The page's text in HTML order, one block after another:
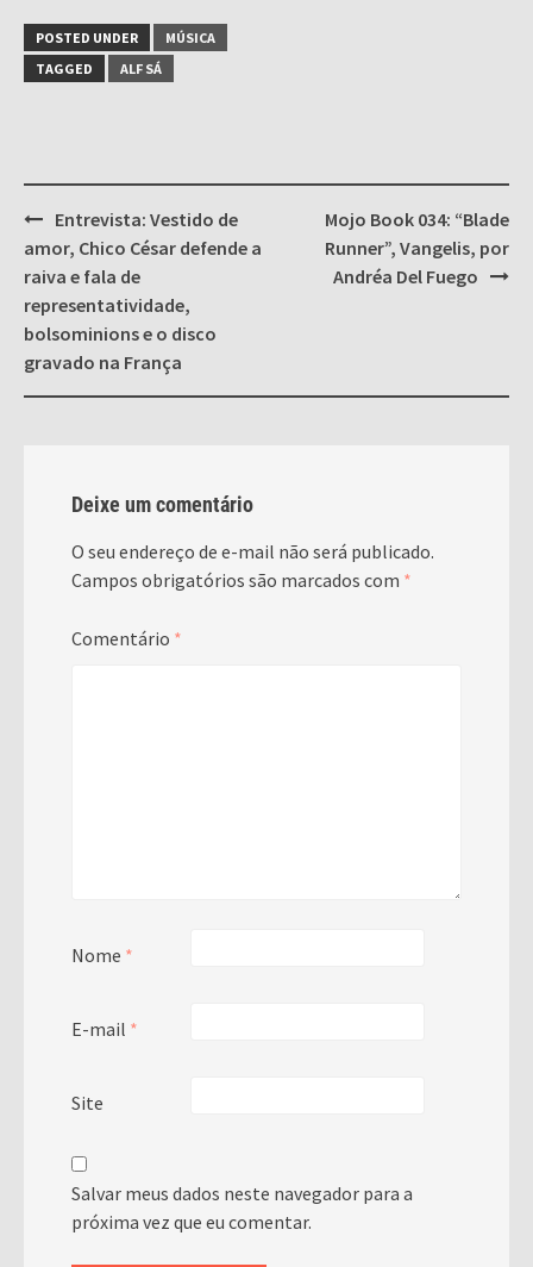
POSTED UNDER
MÚSICA
TAGGED
ALF SÁ
Post
navigation
Entrevista: Vestido de
amor, Chico César defende a
raiva e fala de
representatividade,
bolsominions e o disco
gravado na França
Mojo Book 034: “Blade
Runner”, Vangelis, por
Andréa Del Fuego
Deixe um comentário
O seu endereço de e-mail não será publicado.
Campos obrigatórios são marcados com *
Comentário *
Nome *
E-mail *
Site
Salvar meus dados neste navegador para a
próxima vez que eu comentar.